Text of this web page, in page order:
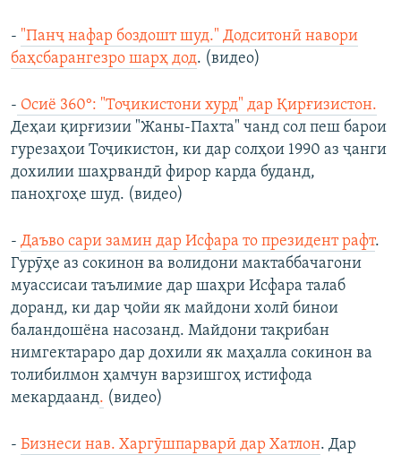
- "Панҷ нафар боздошт шуд." Додситонӣ навори
баҳсбарангезро шарҳ дод. (видео)
- Осиё 360°: "Тоҷикистони хурд" дар Қирғизистон.
Деҳаи қирғизии "Жаны-Пахта" чанд сол пеш барои
гурезаҳои Тоҷикистон, ки дар солҳои 1990 аз ҷанги
дохилии шаҳрвандӣ фирор карда буданд,
паноҳгоҳе шуд. (видео)
- Даъво сари замин дар Исфара то президент рафт.​
Гурӯҳе аз сокинон ва волидони мактаббачагони
муассисаи таълимие дар шаҳри Исфара талаб
доранд, ки дар ҷойи як майдони холӣ бинои
баландошёна насозанд. Майдони тақрибан
нимгектараро дар дохили як маҳалла сокинон ва
толибилмон ҳамчун варзишгоҳ истифода
мекардаанд. (видео)
- ​ Бизнеси нав. Харгӯшпарварӣ дар Хатлон.​ Дар